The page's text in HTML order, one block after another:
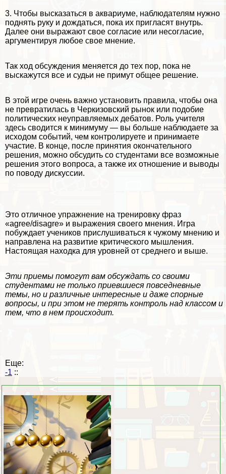
3. Чтобы высказаться в аквариуме, наблюдателям нужно
поднять руку и дождаться, пока их пригласят внутрь.
Далее они выражают свое согласие или несогласие,
аргументируя любое свое мнение.
Так ход обсуждения меняется до тех пор, пока не
выскажутся все и судьи не примут общее решение.
В этой игре очень важно установить правила, чтобы она
не превратилась в Черкизовский рынок или подобие
политических неуправляемых дебатов. Роль учителя
здесь сводится к минимуму — вы больше наблюдаете за
исходом событий, чем контролируете и принимаете
участие. В конце, после принятия окончательного
решения, можно обсудить со студентами все возможные
решения этого вопроса, а также их отношение и выводы
по поводу дискуссии.
Это отличное упражнение на тренировку фраз
«agree/disagre» и выражения своего мнения. Игра
побуждает учеников прислушиваться к чужому мнению и
направлена на развитие критического мышления.
Настоящая находка для уровней от среднего и выше.
Эти приемы помогут вам обсуждать со своими
студентами не только приевшиеся повседневные
темы, но и различные интересные и даже спopные
вопросы, и при этом не терять контроль над классом и
тем, что в нем происходит.
Еще:
-1 ::